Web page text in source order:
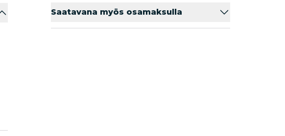
Saatavana myös osamaksulla